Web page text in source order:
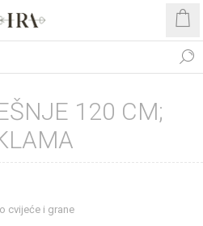
120 CM;
cvijeće i grane